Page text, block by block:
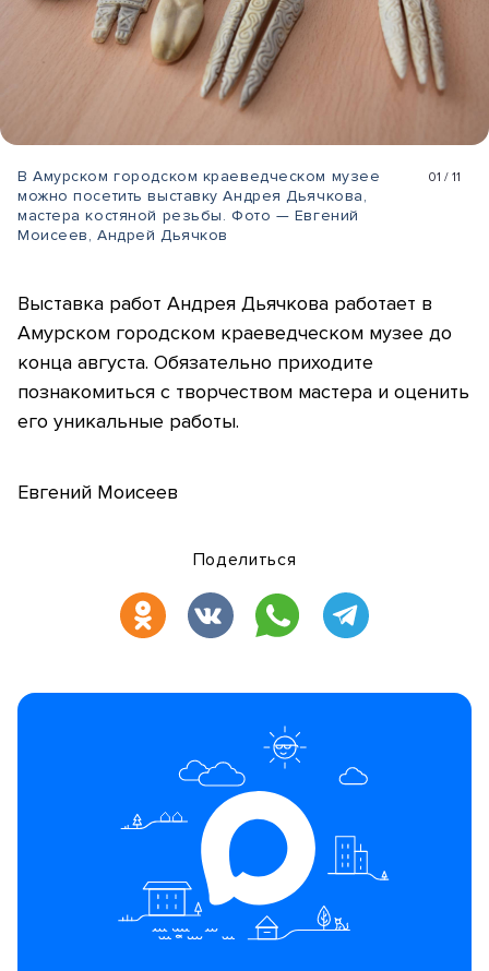
В Амурском городском краеведческом музее
можно посетить выставку Андрея Дьячкова,
мастера костяной резьбы. Фото — Евгений
Моисеев, Андрей Дьячков
01 / 11
​Выставка работ Андрея Дьячкова работает в
Амурском городском краеведческом музее до
конца августа. Обязательно приходите
познакомиться с творчеством мастера и оценить
его уникальные работы.
Евгений Моисеев
Поделиться